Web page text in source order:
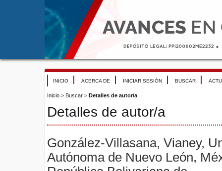
INICIO ACERCA DE INICIAR SESIÓN BUSCAR
Inicio > Buscar > Detalles de autor/a
Detalles de autor/a
González-Villasana, Vianey,
Autónoma de Nuevo León,